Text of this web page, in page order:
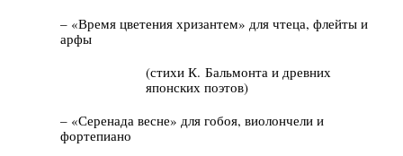
– «Время цветения хризантем» для чтеца, флейты и
арфы
(стихи К. Бальмонта и древних
японских поэтов)
– «Серенада весне» для гобоя, виолончели и
фортепиано